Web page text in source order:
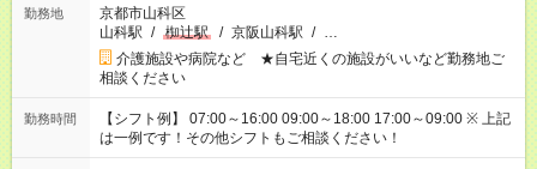
勤務地
京都市山科区
山科駅 / 椥辻駅 / 京阪山科駅 / …
介護施設や病院など ★自宅近くの施設がいいなど勤務地ご
相談ください
勤務時間
【シフト例】 07:00～16:00 09:00～18:00 17:00～09:00 ※ 上記
は一例です！その他シフトもご相談ください！